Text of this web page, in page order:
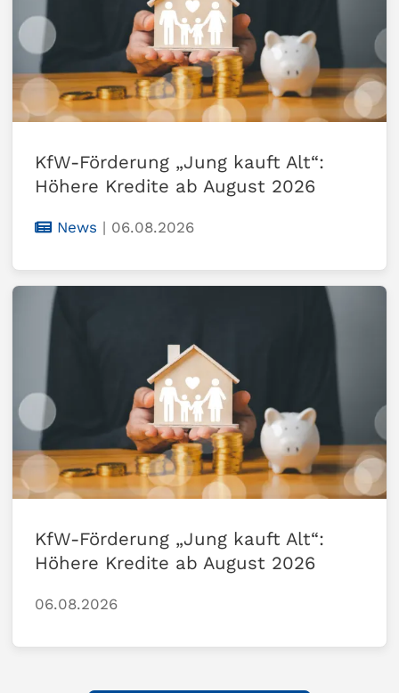
KfW-Förderung „Jung kauft Alt“:
Höhere Kredite ab August 2026
News | 06.08.2026
KfW-Förderung „Jung kauft Alt“:
Höhere Kredite ab August 2026
06.08.2026